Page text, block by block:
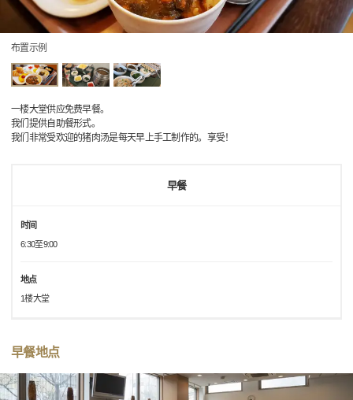
布置示例
一楼大堂供应免费早餐。
我们提供自助餐形式。
我们非常受欢迎的猪肉汤是每天早上手工制作的。享受！
早餐
时间
6:30至9:00
地点
1楼大堂
早餐地点